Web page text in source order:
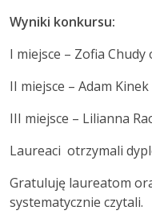
Wyniki konkursu:
I miejsce – Zofia Chudy
II miejsce – Adam Kinek
III miejsce – Lilianna
Laureaci otrzymali
Gratuluję laureatom
systematycznie czytali.